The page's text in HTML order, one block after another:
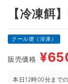
【冷凍餌
クール便（冷凍）
販売価格 ¥
本日 12時00分まで